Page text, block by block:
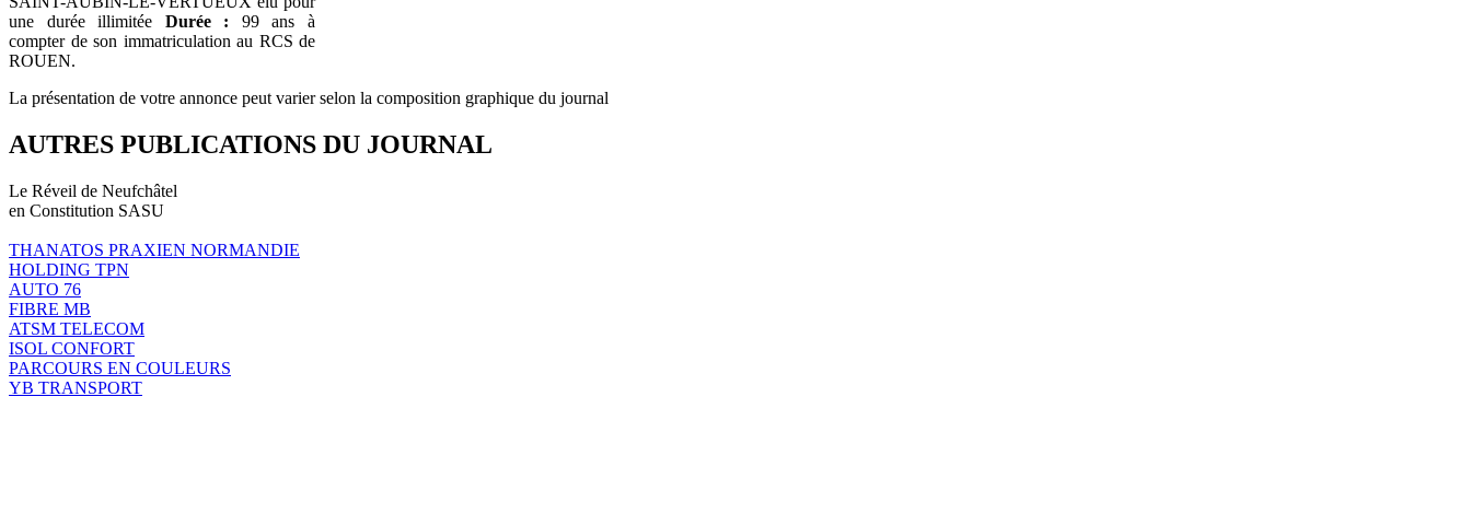
une durée illimitée Durée : 99 ans à
compter de son immatriculation au RCS de
ROUEN.
La présentation de votre annonce peut varier selon la composition graphique du journal
AUTRES PUBLICATIONS DU JOURNAL
Le Réveil de Neufchâtel
en Constitution SASU
THANATOS PRAXIEN NORMANDIE
HOLDING TPN
AUTO 76
FIBRE MB
ATSM TELECOM
ISOL CONFORT
PARCOURS EN COULEURS
YB TRANSPORT